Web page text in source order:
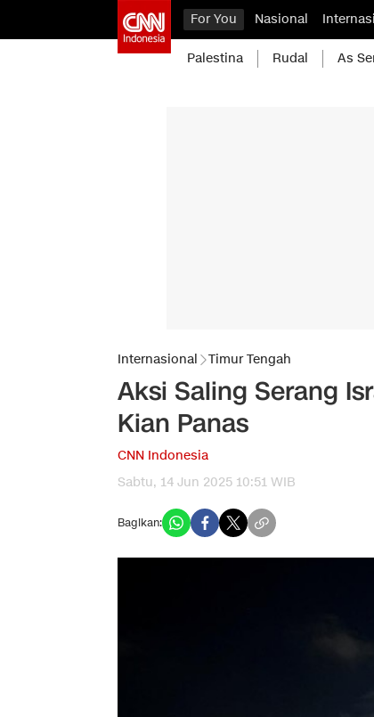
For You Nasional
Palestina Rudal As
Internasional Timur Tengah
Aksi Saling Serang
Kian Panas
CNN Indonesia
Sabtu, 14 Jun 2025 10:51 WIB
Bagikan: